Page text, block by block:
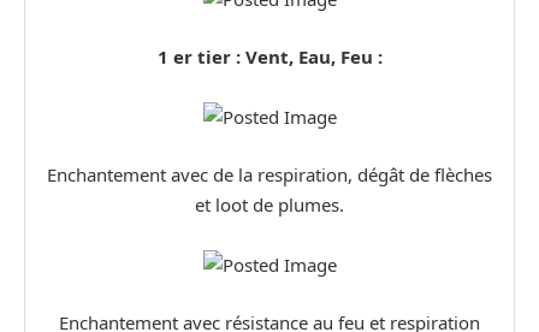
1 er tier : Vent, Eau, Feu :
Enchantement avec de la respiration, dégât de flèches
et loot de plumes.
Enchantement avec résistance au feu et respiration